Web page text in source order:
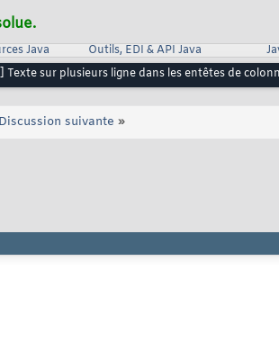
Java Outils, EDI & API Java
Texte sur plusieurs ligne dans les entêtes de
Discussion suivante »